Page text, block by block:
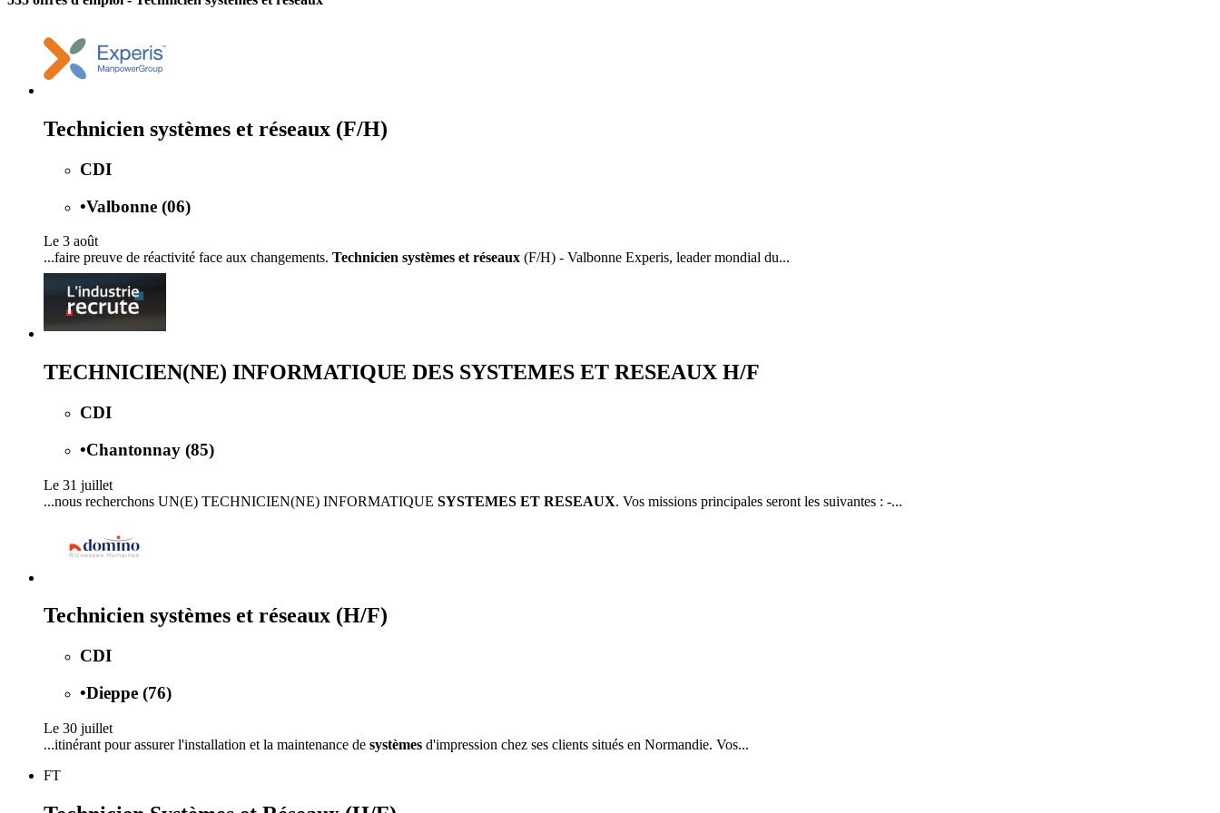
Technicien systèmes et réseaux (F/H)
CDI
•Valbonne (06)
Le 3 août
...faire preuve de réactivité face aux changements. Technicien systèmes et réseaux (F/H) - Valbonne Experis, leader mondial du...
TECHNICIEN(NE) INFORMATIQUE DES SYSTEMES ET RESEAUX H/F
CDI
•Chantonnay (85)
Le 31 juillet
...nous recherchons UN(E) TECHNICIEN(NE) INFORMATIQUE SYSTEMES ET RESEAUX. Vos missions principales seront les suivantes : -...
Technicien systèmes et réseaux (H/F)
CDI
•Dieppe (76)
Le 30 juillet
...itinérant pour assurer l'installation et la maintenance de systèmes d'impression chez ses clients situés en Normandie. Vos...
FT